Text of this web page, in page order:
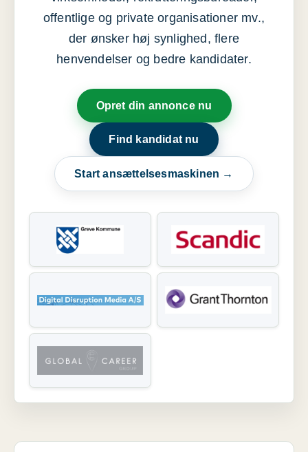
offentlige og private organisationer mv.,
der ønsker høj synlighed, flere
henvendelser og bedre kandidater.
Opret din annonce nu
Find kandidat nu
Start ansættelsesmaskinen →